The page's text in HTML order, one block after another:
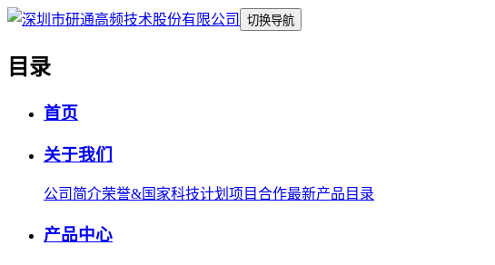
切换导航
目录
首页
关于我们
公司简介荣誉&国家科技计划项目合作最新产品目录
产品中心